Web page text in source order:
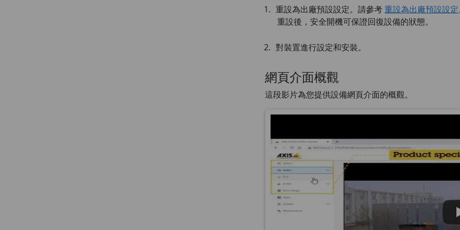
重設為出廠預設設定。請參考重設為出廠預設設定
重設後，安全開機可保證回復設備的狀態。
對裝置進行設定和安裝。
網頁介面概觀
這段影片為您提供設備網頁介面的概觀。